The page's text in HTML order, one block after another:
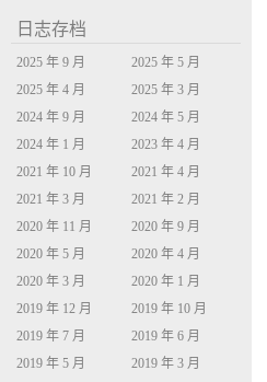
日志存档
2025 年 9 月
2025 年 5 月
2025 年 4 月
2025 年 3 月
2024 年 9 月
2024 年 5 月
2024 年 1 月
2023 年 4 月
2021 年 10 月
2021 年 4 月
2021 年 3 月
2021 年 2 月
2020 年 11 月
2020 年 9 月
2020 年 5 月
2020 年 4 月
2020 年 3 月
2020 年 1 月
2019 年 12 月
2019 年 10 月
2019 年 7 月
2019 年 6 月
2019 年 5 月
2019 年 3 月